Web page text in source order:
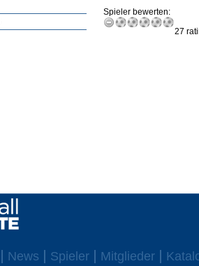
Spieler bewerten:
27
News Spieler Mitglieder